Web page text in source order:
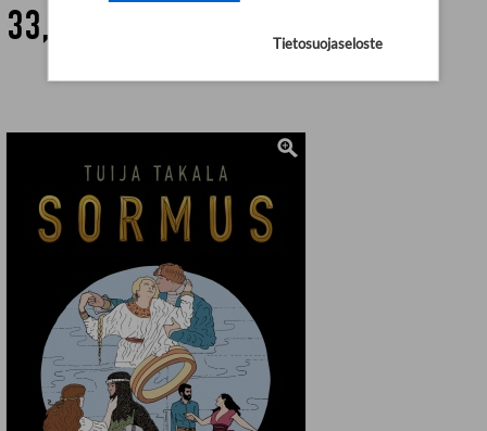
33,02 € Tietosuojaseloste